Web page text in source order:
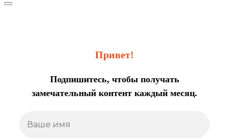
Привет!
Подпишитесь, чтобы получать
замечательный контент каждый месяц.